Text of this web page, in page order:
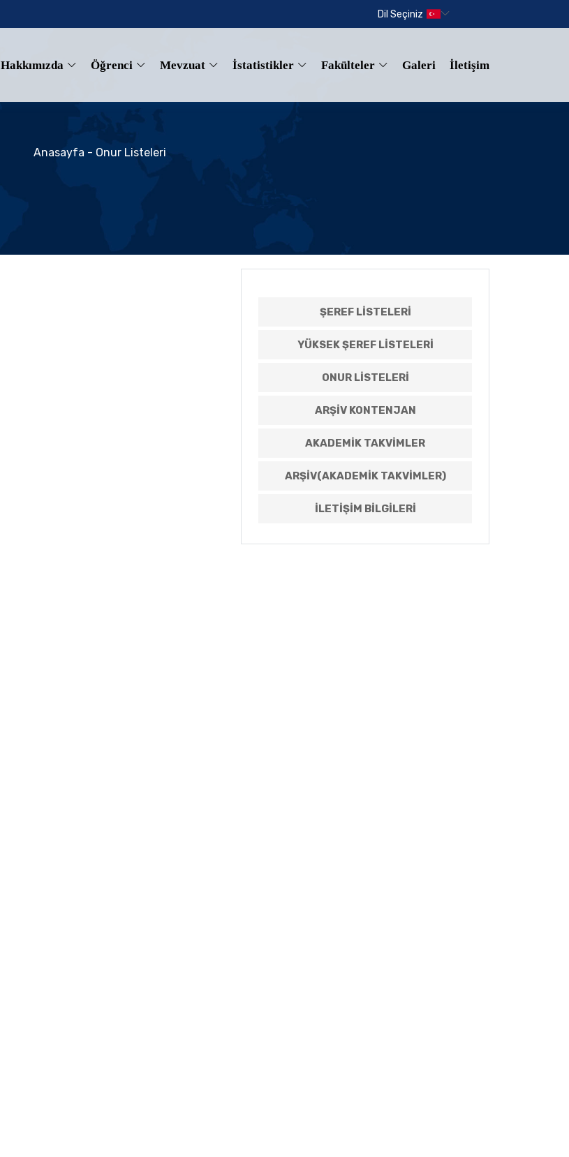
Dil Seçiniz
Hakkımızda Öğrenci Mevzuat İstatistikler Fakülteler Galeri İletişim
Anasayfa - Onur Listeleri
ŞEREF LISTELERI
YÜKSEK ŞEREF LISTELERI
ONUR LISTELERI
ARŞIV KONTENJAN
AKADEMIK TAKVIMLER
ARŞIV(AKADEMIK TAKVIMLER)
İLETIŞIM BILGILERI